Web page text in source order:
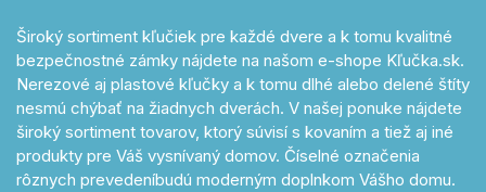
Široký sortiment kľučiek pre každé dvere a k tomu kvalitné
bezpečnostné zámky nájdete na našom e-shope Kľučka.sk.
Nerezové aj plastové kľučky a k tomu dlhé alebo delené štíty
nesmú chýbať na žiadnych dverách. V našej ponuke nájdete
široký sortiment tovarov, ktorý súvisí s kovaním a tiež aj iné
produkty pre Váš vysnívaný domov. Číselné označenia
rôznych prevedeníbudú moderným doplnkom Vášho domu.